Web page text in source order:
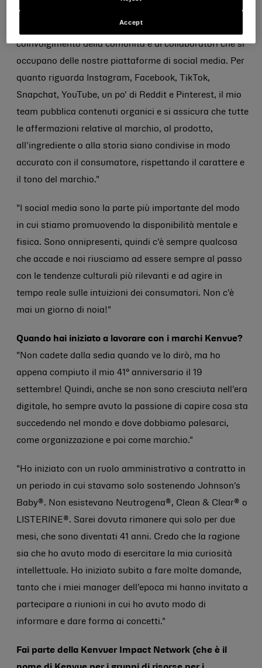
per il Nord America, e questo significa supervisionare
un team incredibile, intelligente e creativo di esperti di
coinvolgimento della comunità e di collaboratori che si
occupano delle nostre piattaforme di social media. Per
quanto riguarda Instagram, Facebook, TikTok,
Snapchat, YouTube, un po' di Reddit e Pinterest, il mio
team pubblica contenuti organici e si assicura che tutte
le affermazioni relative al marchio, al prodotto,
all'ingrediente o alla storia siano condivise in modo
accurato con il consumatore, rispettando il carattere e
il tono del marchio."
"I social media sono la parte più importante del modo
in cui stiamo promuovendo la disponibilità mentale e
fisica. Sono onnipresenti, quindi c'è sempre qualcosa
che accade e noi riusciamo ad essere sempre al passo
con le tendenze culturali più rilevanti e ad agire in
tempo reale sulle intuizioni dei consumatori. Non c'è
mai un giorno di noia!"
Quando hai iniziato a lavorare con i marchi Kenvue?
"Non cadete dalla sedia quando ve lo dirò, ma ho
appena compiuto il mio 41° anniversario il 19
settembre! Quindi, anche se non sono cresciuta nell'era
digitale, ho sempre avuto la passione di capire cosa sta
succedendo nel mondo e dove dobbiamo palesarci,
come organizzazione e poi come marchio."
"Ho iniziato con un ruolo amministrativo a contratto in
un periodo in cui stavamo solo sostenendo Johnson's
Baby®. Non esistevano Neutrogena®, Clean & Clear® o
LISTERINE®. Sarei dovuta rimanere qui solo per due
mesi, che sono diventati 41 anni. Credo che la ragione
sia che ho avuto modo di esercitare la mia curiosità
intellettuale. Ho iniziato subito a fare molte domande,
tanto che i miei manager dell'epoca mi hanno invitato a
partecipare a riunioni in cui ho avuto modo di
informare e dare forma ai concetti."
Fai parte della Kenvuer Impact Network (che è il
Accept